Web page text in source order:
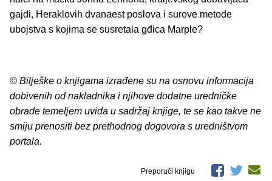
gajdi, Heraklovih dvanaest poslova i surove metode
ubojstva s kojima se susretala gđica Marple?
© Bilješke o knjigama izrađene su na osnovu informacija
dobivenih od nakladnika i njihove dodatne uredničke
obrade temeljem uvida u sadržaj knjige, te se kao takve ne
smiju prenositi bez prethodnog dogovora s uredništvom
portala.
Preporuči knjigu